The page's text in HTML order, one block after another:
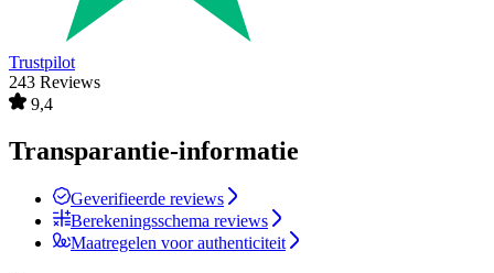
Trustpilot
243 Reviews
9,4
Transparantie-informatie
Geverifieerde reviews
Berekeningsschema reviews
Maatregelen voor authenticiteit